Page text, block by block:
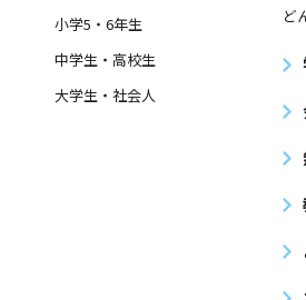
小学5・6年生
中学生・高校生
大学生・社会人
ど